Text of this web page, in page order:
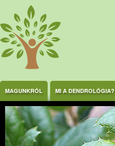
Ugrás a tartalomra
MAGUNKRÓL MI A DENDROLÓGIA?